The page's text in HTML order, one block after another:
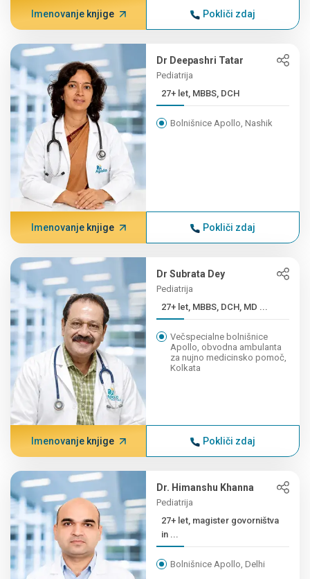
Imenovanje knjige Pokliči zdaj
Dr Deepashri Tatar
Pediatrija
27+ let, MBBS, DCH
Bolnišnice Apollo, Nashik
Imenovanje knjige Pokliči zdaj
Dr Subrata Dey
Pediatrija
27+ let, MBBS, DCH, MD ...
Večspecialne bolnišnice
Apollo, obvodna ambulanta
za nujno medicinsko pomoč,
Kolkata
Imenovanje knjige Pokliči zdaj
Dr. Himanshu Khanna
Pediatrija
27+ let, magister govorništva
in ...
Bolnišnice Apollo, Delhi